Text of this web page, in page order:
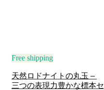
Free shipping
天然ロドナイトの丸玉 –
三つの表現力豊かな標本セ